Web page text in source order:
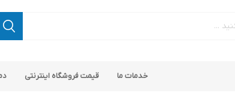
خدمات ما قیمت فروشگاه اینترنتی